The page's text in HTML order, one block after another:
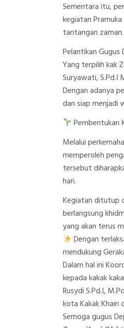
Sementara itu,
kegiatan
tantangan zaman.
Pelantikan
Yang terpilih kak
Suryawati, S.Pd.I
Dengan adanya
dan siap menjadi
Pembentukan
Melalui
memperoleh
tersebut
hari.
Kegiatan ditutup
berlangsung
yang akan terus
Dengan
mendukung
Dalam hal ini
kepada kakak
Rusydi S.Pd.I,
kota Kakak Khairi
Semoga gugus